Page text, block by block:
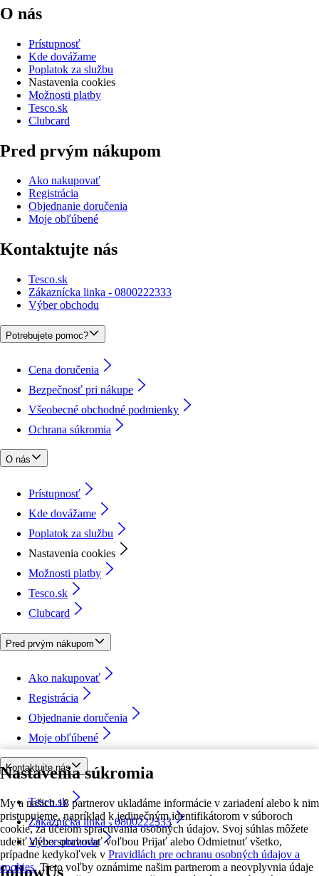
Nastavenia súkromia
My a našich 18 partnerov ukladáme informácie v zariadení alebo k nim
pristupujeme, napríklad k jedinečným identifikátorom v súboroch
cookie, za účelom spracúvania osobných údajov. Svoj súhlas môžete
udeliť alebo spravovať voľbou Prijať alebo Odmietnuť všetko,
prípadne kedykoľvek v Pravidlách pre ochranu osobných údajov a
cookies. Tieto voľby oznámime našim partnerom a neovplyvnia údaje
O nás
Prístupnosť
Kde dovážame
Poplatok za službu
Nastavenia cookies
Možnosti platby
Tesco.sk
Clubcard
Pred prvým nákupom
Ako nakupovať
Registrácia
Objednanie doručenia
Moje obľúbené
Kontaktujte nás
Tesco.sk
Zákaznícka linka - 0800222333
Výber obchodu
Potrebujete pomoc?
Cena doručenia
Bezpečnosť pri nákupe
Všeobecné obchodné podmienky
Ochrana súkromia
O nás
Prístupnosť
Kde dovážame
Poplatok za službu
Nastavenia cookies
Možnosti platby
Tesco.sk
Clubcard
Pred prvým nákupom
Ako nakupovať
Registrácia
Objednanie doručenia
Moje obľúbené
Kontaktujte nás
Tesco.sk
Zákaznícka linka - 0800222333
Výber obchodu
followUs